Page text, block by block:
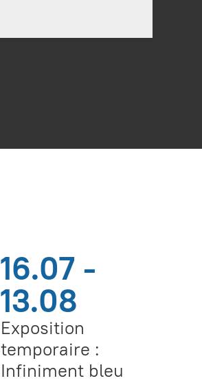
16.07 -
13.08
Exposition
temporaire :
Infiniment bleu